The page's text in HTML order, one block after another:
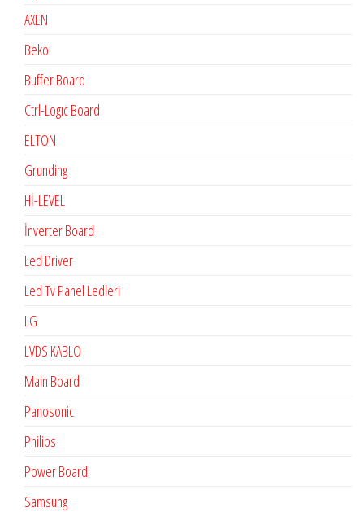
AXEN
Beko
Buffer Board
Ctrl-Logıc Board
ELTON
Grunding
Hİ-LEVEL
İnverter Board
Led Driver
Led Tv Panel Ledleri
LG
LVDS KABLO
Main Board
Panosonic
Philips
Power Board
Samsung